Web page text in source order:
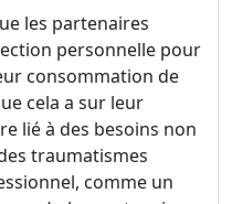
les partenaires
personnelle pour
consommation de
cela a sur leur
lié à des besoins non
traumatismes
comme un